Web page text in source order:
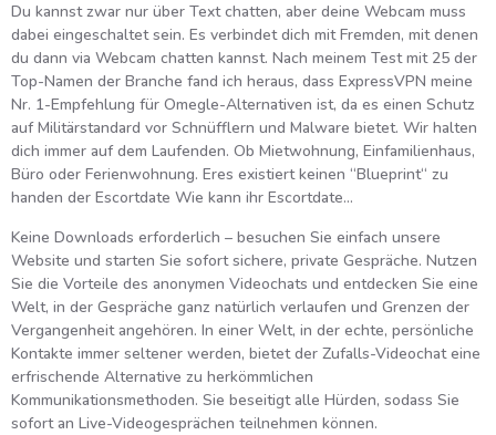
Du kannst zwar nur über Text chatten, aber deine Webcam muss
dabei eingeschaltet sein. Es verbindet dich mit Fremden, mit denen
du dann via Webcam chatten kannst. Nach meinem Test mit 25 der
Top-Namen der Branche fand ich heraus, dass ExpressVPN meine
Nr. 1-Empfehlung für Omegle-Alternativen ist, da es einen Schutz
auf Militärstandard vor Schnüfflern und Malware bietet. Wir halten
dich immer auf dem Laufenden. Ob Mietwohnung, Einfamilienhaus,
Büro oder Ferienwohnung. Eres existiert keinen “Blueprint“ zu
handen der Escortdate Wie kann ihr Escortdate…
Keine Downloads erforderlich – besuchen Sie einfach unsere
Website und starten Sie sofort sichere, private Gespräche. Nutzen
Sie die Vorteile des anonymen Videochats und entdecken Sie eine
Welt, in der Gespräche ganz natürlich verlaufen und Grenzen der
Vergangenheit angehören. In einer Welt, in der echte, persönliche
Kontakte immer seltener werden, bietet der Zufalls-Videochat eine
erfrischende Alternative zu herkömmlichen
Kommunikationsmethoden. Sie beseitigt alle Hürden, sodass Sie
sofort an Live-Videogesprächen teilnehmen können.